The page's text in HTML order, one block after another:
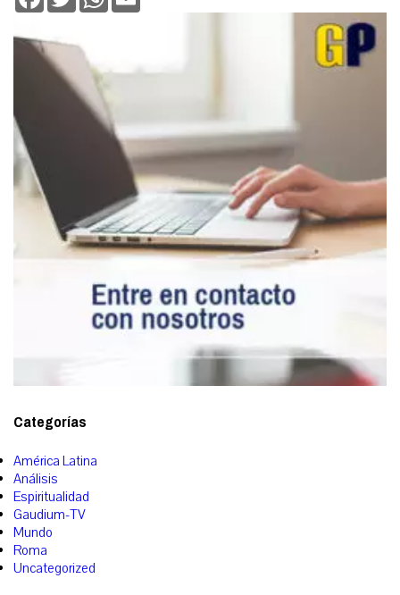
Categorías
América Latina
Análisis
Espiritualidad
Gaudium-TV
Mundo
Roma
Uncategorized